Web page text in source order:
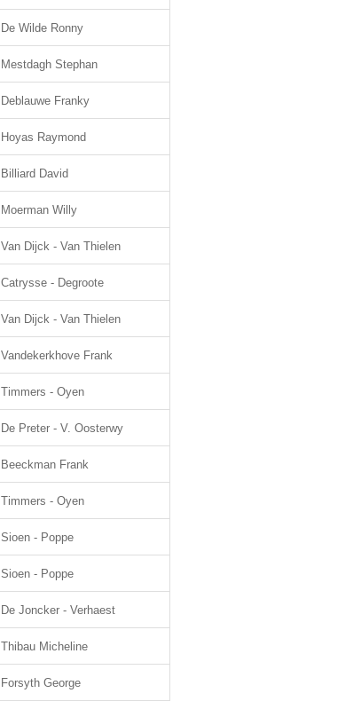
De Wilde Ronny
Mestdagh Stephan
Deblauwe Franky
Hoyas Raymond
Billiard David
Moerman Willy
Van Dijck - Van Thielen
Catrysse - Degroote
Van Dijck - Van Thielen
Vandekerkhove Frank
Timmers - Oyen
De Preter - V. Oosterwy
Beeckman Frank
Timmers - Oyen
Sioen - Poppe
Sioen - Poppe
De Joncker - Verhaest
Thibau Micheline
Forsyth George